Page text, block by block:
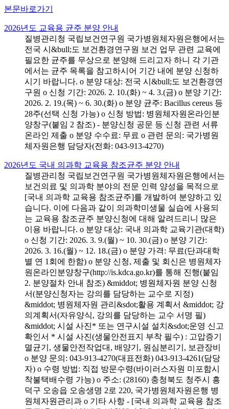
본문바로가기
2026년도 교육용 균주 분양 안내
질병관리청 국립보건연구원 국가병원체자원은행에서는
전국 시&bull;도 보건환경연구원 보건 업무 관련 교육에
필요한 균주를 무상으로 분양해 드리고자 하니 각 기관
에서는 균주 목록을 참고하시어 기간 내에 분양 신청하
시기 바랍니다. o 분양 대상: 전국 시&bull;도 보건환경연
구원 o 신청 기간: 2026. 2. 10.(화) ~ 4. 3.(금) o 분양 기간:
2026. 2. 19.(목) ~ 6. 30.(화) o 분양 균주: Bacillus cereus 등
28주(선택 신청 가능) o 신청 방법: 병원체자원온라인분
양창구(붙임 2 참조) - 분양신청 공문 등 신청 관련 서류
온라인 제출 o 분양 수수료: 무료 o 관련 문의: 국가병원
체자원은행 담당자(전화: 043-913-4270)
2026년도 국내 의과학 교육용 참조균주 분양 안내
질병관리청 국립보건연구원 국가병원체자원은행에서는
보건의료 및 의과학 분야의 전문 인력 양성을 목적으로
[국내 의과학 교육용 참조균주]를 개발하여 분양하고 있
습니다. 이에 다음과 같이 의과학미생물 실습에 사용되
는 교육용 참조균주 분양신청에 대해 알려드리니 많은
이용 바랍니다. o 분양 대상: 국내 의과학 교육기관(대학)
o 신청 기간: 2026. 3. 9.(월) ~ 10. 30.(금) o 분양 기간:
2026. 3. 16.(월) ~ 12. 18.(금) o 분양 가격: 무료(단과대학
별 연 1회에 한함) o 분양 신청, 제출 및 회신은 병원체자
원온라인분양창구(http://is.kdca.go.kr)를 통해 진행(붙임
2. 분양절차 안내 참조) &middot; 병원체자원 분양 신청
서(분양신청자는 강의를 담당하는 교수로 지정)
&middot; 병원체자원 관리&sdot;활용 계획서 &middot; 강
의계획서(자유양식, 강의를 담당하는 교수 서명 필)
&middot; 시설 사진* 또는 연구시설 설치&sdot;운영 신고
확인서 * 시설 사진(생물안전표지 부착 필수) : 고압증기
멸균기, 생물안전작업대, 배양기, 원심분리기, 보관장비
o 분양 문의: 043-913-4270(대표전화) 043-913-4261(담당
자) o 수령 방법: 직접 방문수령(바이러스자원 미포함시
착불택배수령 가능) o 주소: (28160) 충청북도 청주시 흥
덕구 오송읍 오송생명 2로 220, 국가병원체자원은행 병
원체자원관리과 o 기타 사항 - [국내 의과학 교육용 참조